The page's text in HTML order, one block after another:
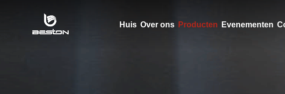
Huis Over ons Producten Evenementen